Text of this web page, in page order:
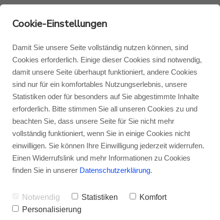
Monitor Audio
Monitor Audio Custom Install
Roksan
Blok
Blog Monitor Audio
Blog Roksan
Blog Blok
Monitor Audio Vestra 1G
– Sauberer,
kontrollierter und tiefer
Bass
Cookie-Einstellungen
Damit Sie unsere Seite vollständig nutzen können, sind
Cookies erforderlich. Einige dieser Cookies sind notwendig,
damit unsere Seite überhaupt funktioniert, andere Cookies
sind nur für ein komfortables Nutzungserlebnis, unsere
Statistiken oder für besonders auf Sie abgestimmte Inhalte
erforderlich. Bitte stimmen Sie all unseren Cookies zu und
beachten Sie, dass unsere Seite für Sie nicht mehr
vollständig funktioniert, wenn Sie in einige Cookies nicht
einwilligen. Sie können Ihre Einwilligung jederzeit widerrufen.
Einen Widerrufslink und mehr Informationen zu Cookies
finden Sie in unserer Datenschutzerklärung.
Notwendig Statistiken
Komfort
Personalisierung